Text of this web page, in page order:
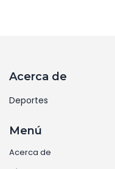
Acerca de
Deportes
Menú
Acerca de